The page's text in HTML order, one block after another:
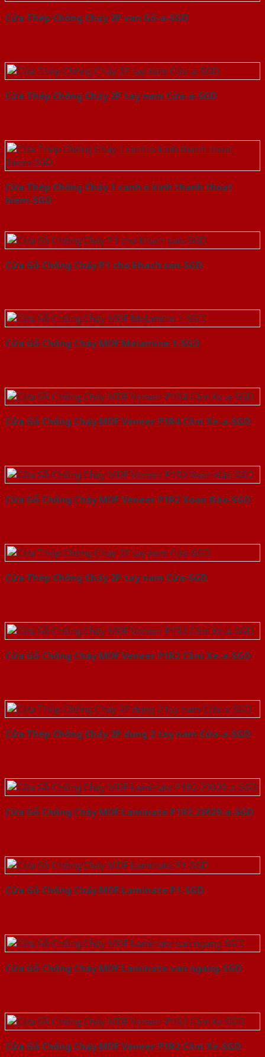
Cửa Thép Chống Cháy 2P van Gỗ-a-SGD
Cửa Thép Chống Cháy 2P tay nam Cửa-a-SGD
Cửa Thép Chống Cháy 1 canh o kinh thanh thoat
hiem-SGD
Cửa Gỗ Chống Cháy P1 cho khach san-SGD
Cửa Gỗ Chống Cháy MDF Melamine 1-SGD
Cửa Gỗ Chống Cháy MDF Veneer P1R4 Căm Xe-a-SGD
Cửa Gỗ Chống Cháy MDF Veneer P1R2 Xoan Đào-SGD
Cửa Thép Chống Cháy 2P tay nam Cửa-SGD
Cửa Gỗ Chống Cháy MDF Veneer P1R2 Căm Xe-a-SGD
Cửa Thép Chống Cháy 2P dung 2 tay nam Cửa-a-SGD
Cửa Gỗ Chống Cháy MDF Laminate P1R2 23029-a-SGD
Cửa Gỗ Chống Cháy MDF Laminate P1-SGD
Cửa Gỗ Chống Cháy MDF Laminate van ngang-SGD
Cửa Gỗ Chống Cháy MDF Veneer P1R2 Căm Xe-SGD